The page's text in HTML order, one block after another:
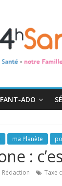
ADO
ma Planète
:
Rédaction Taxe